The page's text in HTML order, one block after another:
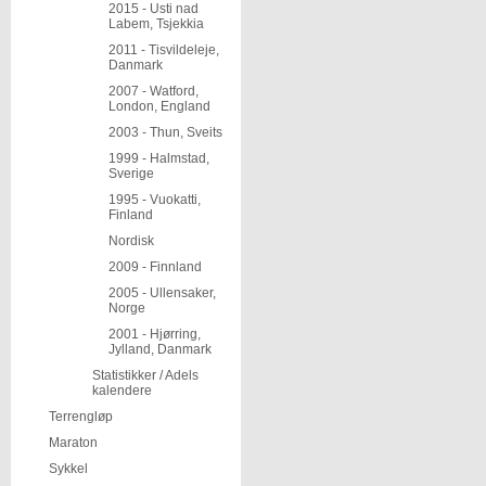
2015 - Usti nad
Labem, Tsjekkia
2011 - Tisvildeleje,
Danmark
2007 - Watford,
London, England
2003 - Thun, Sveits
1999 - Halmstad,
Sverige
1995 - Vuokatti,
Finland
Nordisk
2009 - Finnland
2005 - Ullensaker,
Norge
2001 - Hjørring,
Jylland, Danmark
Statistikker / Adels
kalendere
Terrengløp
Maraton
Sykkel